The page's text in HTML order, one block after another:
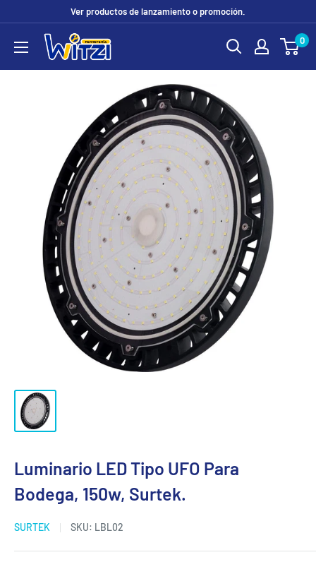
contenido
Ver productos de lanzamiento o promoción.
FERRETERÍA
WITZI
0
Luminario LED Tipo UFO Para
Bodega, 150w, Surtek.
SURTEK SKU: LBL02